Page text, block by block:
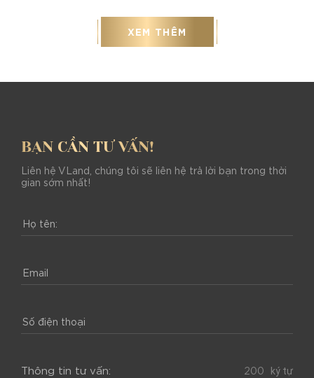
XEM THÊM
BẠN CẦN TƯ VẤN!
Liên hệ VLand, chúng tôi sẽ liên hệ trả lời bạn trong thời
gian sớm nhất!
Thông tin tư vấn: ký tự